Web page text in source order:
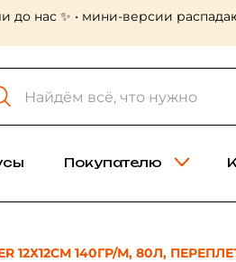
до нас ✨ • мини-версии
Покупателю
12Х12СМ 140ГР/М, 80Л,